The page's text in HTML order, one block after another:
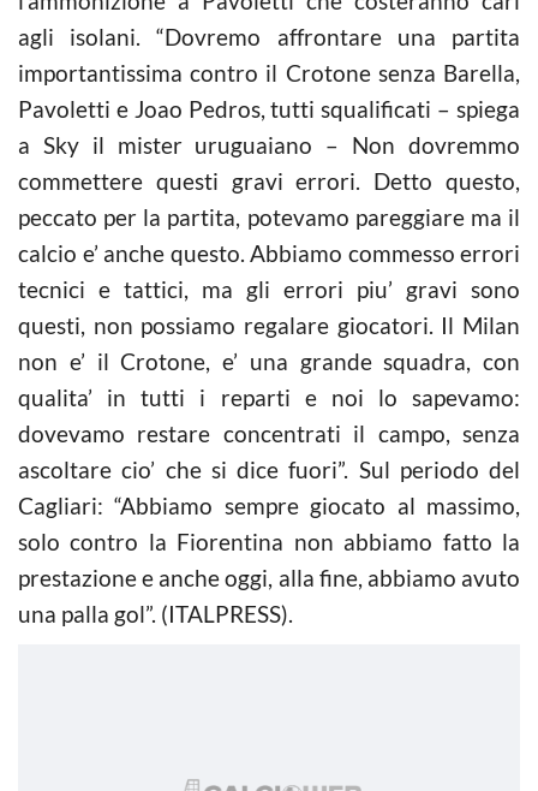
agli isolani. “Dovremo affrontare una partita
importantissima contro il Crotone senza Barella,
Pavoletti e Joao Pedros, tutti squalificati – spiega
a Sky il mister uruguaiano – Non dovremmo
commettere questi gravi errori. Detto questo,
peccato per la partita, potevamo pareggiare ma il
calcio e’ anche questo. Abbiamo commesso errori
tecnici e tattici, ma gli errori piu’ gravi sono
questi, non possiamo regalare giocatori. Il Milan
non e’ il Crotone, e’ una grande squadra, con
qualita’ in tutti i reparti e noi lo sapevamo:
dovevamo restare concentrati il campo, senza
ascoltare cio’ che si dice fuori”. Sul periodo del
Cagliari: “Abbiamo sempre giocato al massimo,
solo contro la Fiorentina non abbiamo fatto la
prestazione e anche oggi, alla fine, abbiamo avuto
una palla gol”. (ITALPRESS).